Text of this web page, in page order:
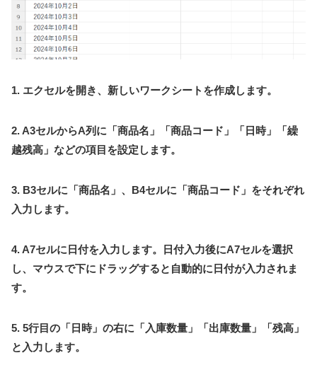
1. エクセルを開き、新しいワークシートを作成します。
2. A3セルからA列に「商品名」「商品コード」「日時」「繰
越残高」などの項目を設定します。
3. B3セルに「商品名」、B4セルに「商品コード」をそれぞれ
入力します。
4. A7セルに日付を入力します。日付入力後にA7セルを選択
し、マウスで下にドラッグすると自動的に日付が入力されま
す。
5. 5行目の「日時」の右に「入庫数量」「出庫数量」「残高」
と入力します。